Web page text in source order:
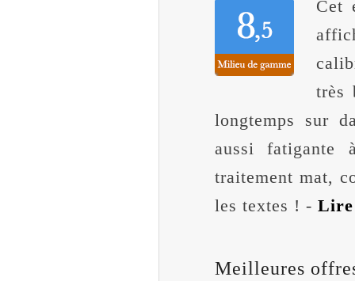
Cet
très
longtemps sur
aussi
traitement mat,
les textes ! - Lire
Meilleures